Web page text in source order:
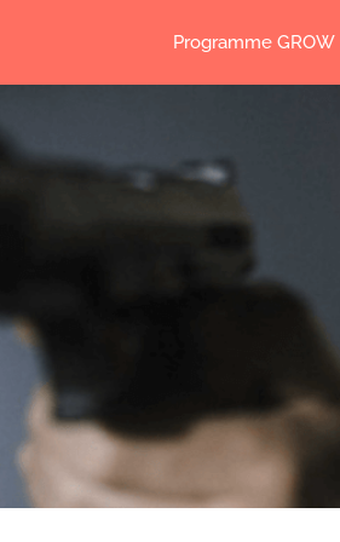
Programme GROW